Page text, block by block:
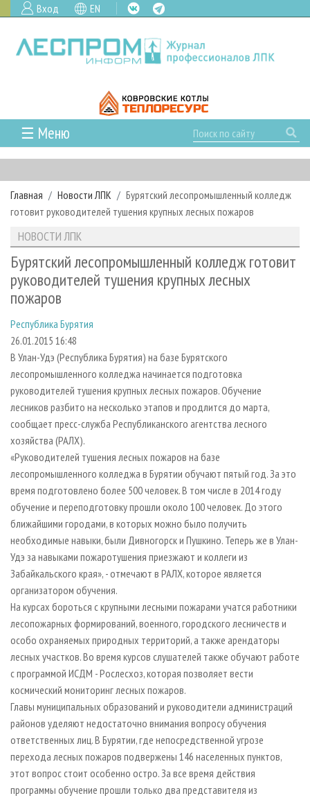
Вход EN
☰ Меню
ГЛАВНАЯ
РУБРИКИ И ТЕМЫ
РУБРИКИ ЖУРНАЛА
ЛЕСОЗАГОТОВКА
ЛЕСОПИЛЕНИЕ
ДЕРЕВООБРАБОТКА
СУШКА ДРЕВЕСИНЫ
ПРОИЗВОДСТВО ДРЕВЕСНЫХ ПЛИТ
ДЕРЕВЯННОЕ ДОМОСТРОЕНИЕ
ПРОИЗВОДСТВО МЕБЕЛИ
БИОЭНЕРГЕТИКА
ЦБП
ИНСТРУМЕНТ И МАТЕРИАЛЫ
НОВОСТИ
НОВОСТИ ЛПК
НОВОСТИ ЖУРНАЛА
НОВОСТИ КОМПАНИЙ
ПРОЕКТЫ ЛПИ
АНАЛИТИКА
ПРЕДПРИЯТИЯ ЛПК
ЛЕСНЫЕ РЕГИОНЫ РОССИИ
ПЕРСОНЫ
МОБИЛЬНЫЕ ВЫСТАВКИ
ОФИЦИАЛЬНЫЕ ДЕЛЕГАЦИИ
ПРИОРИТЕТНЫЕ ИНВЕСТПРОЕКТЫ
RUSSIAN FORESTRY REVIEW
ГАЗЕТА ЛЕСПРОМФОРУМ
БИБЛИОТЕКА СПЕЦИАЛИСТА
АРХИВ ЖУРНАЛОВ
СТАТЬИ
О ЖУРНАЛЕ
ПОДПИСКА
КОНТАКТЫ
РЕКЛАМОДАТЕЛЯМ
РЕКЛАМА
РЕКЛАМА НА САЙТЕ
Главная Новости ЛПК
Бурятский лесопромышленный колледж
готовит руководителей тушения крупных лесных пожаров
НОВОСТИ ЛПК
Бурятский лесопромышленный колледж готовит
руководителей тушения крупных лесных
пожаров
Республика Бурятия
26.01.2015 16:48
В Улан-Удэ (Республика Бурятия) на базе Бурятского
лесопромышленного колледжа начинается подготовка
руководителей тушения крупных лесных пожаров. Обучение
лесников разбито на несколько этапов и продлится до марта,
сообщает пресс-служба Республиканского агентства лесного
хозяйства (РАЛХ).
«Руководителей тушения лесных пожаров на базе
лесопромышленного колледжа в Бурятии обучают пятый год. За это
время подготовлено более 500 человек. В том числе в 2014 году
обучение и переподготовку прошли около 100 человек. До этого
ближайшими городами, в которых можно было получить
необходимые навыки, были Дивногорск и Пушкино. Теперь же в Улан-
Удэ за навыками пожаротушения приезжают и коллеги из
Забайкальского края», - отмечают в РАЛХ, которое является
организатором обучения.
На курсах бороться с крупными лесными пожарами учатся работники
лесопожарных формирований, военного, городского лесничеств и
особо охраняемых природных территорий, а также арендаторы
лесных участков. Во время курсов слушателей также обучают работе
с программой ИСДМ - Рослесхоз, которая позволяет вести
космический мониторинг лесных пожаров.
Главы муниципальных образований и руководители администраций
районов уделяют недостаточно внимания вопросу обучения
ответственных лиц. В Бурятии, где непосредственной угрозе
перехода лесных пожаров подвержены 146 населенных пунктов,
этот вопрос стоит особенно остро. За все время действия
программы обучение прошли только два представителя из